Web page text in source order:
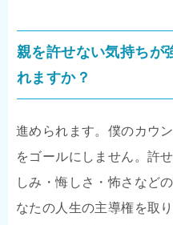
親を許せない気持ちが
れますか？
進められます。僕のカウ
をゴールにしません。許
しみ・悔しさ・怖さなど
なたの人生の主導権を取